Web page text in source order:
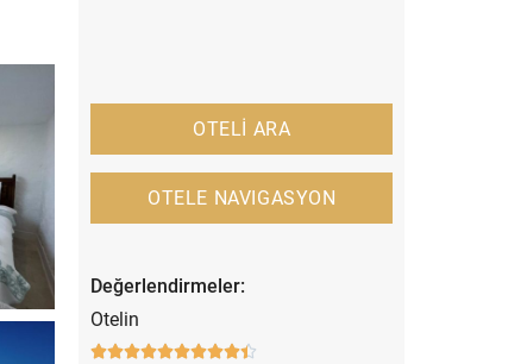
OTELİ ARA
OTELE NAVIGASYON
Değerlendirmeler:
Otelin
